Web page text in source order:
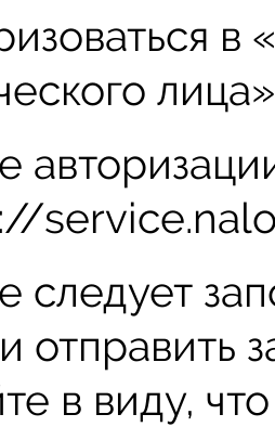
в
следует
отправить
в виду,